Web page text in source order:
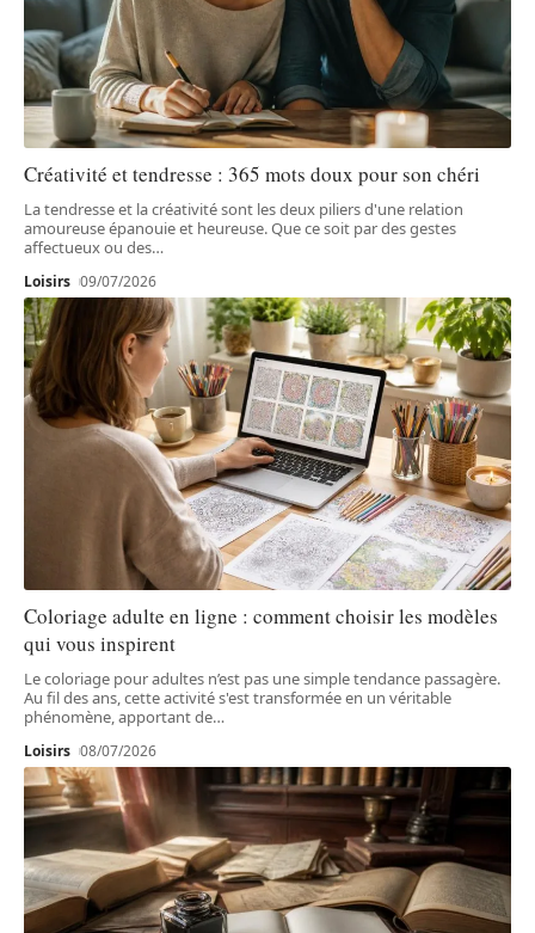
Créativité et tendresse : 365 mots doux pour son chéri
La tendresse et la créativité sont les deux piliers d'une relation
amoureuse épanouie et heureuse. Que ce soit par des gestes
affectueux ou des…
Loisirs 09/07/2026
Coloriage adulte en ligne : comment choisir les modèles
qui vous inspirent
Le coloriage pour adultes n’est pas une simple tendance passagère.
Au fil des ans, cette activité s'est transformée en un véritable
phénomène, apportant de…
Loisirs 08/07/2026